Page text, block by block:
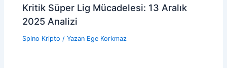
Kritik Süper Lig Mücadelesi: 13 Aralık
2025 Analizi
Spino Kripto / Yazan Ege Korkmaz